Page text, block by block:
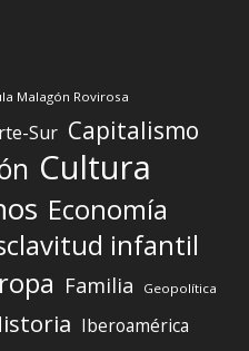
Malagón Rovirosa
Sur Capitalismo
Cultura
Economía
infantil
Familia Geopolítica
Iberoamérica